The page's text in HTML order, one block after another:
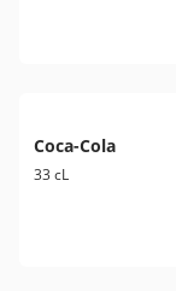
Coca-Cola
33 cL